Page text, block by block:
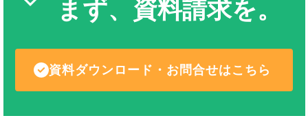
まず、資料請求を。
資料ダウンロード・お問合せはこちら